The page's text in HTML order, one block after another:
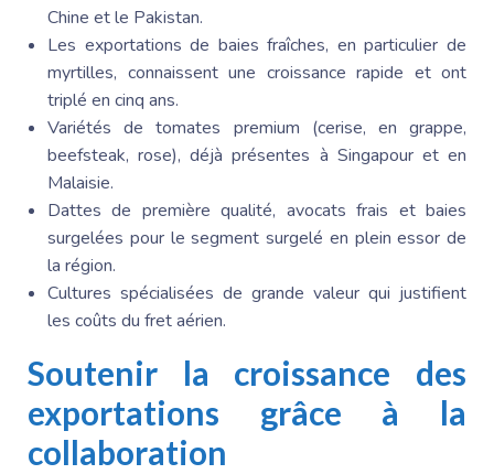
Chine et le Pakistan.
Les exportations de baies fraîches, en particulier de
myrtilles, connaissent une croissance rapide et ont
triplé en cinq ans.
Variétés de tomates premium (cerise, en grappe,
beefsteak, rose), déjà présentes à Singapour et en
Malaisie.
Dattes de première qualité, avocats frais et baies
surgelées pour le segment surgelé en plein essor de
la région.
Cultures spécialisées de grande valeur qui justifient
les coûts du fret aérien.
Soutenir la croissance des
exportations grâce à la
collaboration